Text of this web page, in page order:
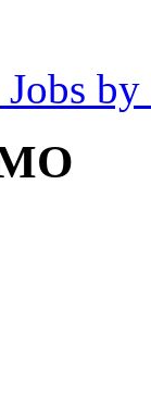
Jobs by